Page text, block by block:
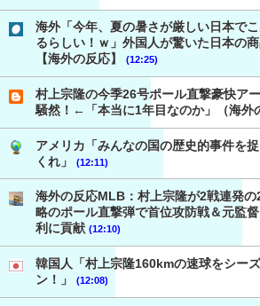
海外「今年、夏の暑さが厳しい日本で
るらしい！ｗ」外国人が驚いた日本の
【海外の反応】
(12:25)
村上宗隆の今季26号ポール直撃豪快ア
騒然！←「本当に1年目なのか」（海外
アメリカ「みんなの国の歴史的事件を
くれ」
(12:11)
海外の反応MLB：村上宗隆が2戦連発
略のポール直撃弾で首位攻防戦＆元監
利に貢献 (12:10)
韓国人「村上宗隆160kmの速球をシー
ン！」
(12:08)